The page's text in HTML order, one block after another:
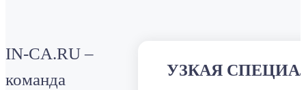
IN-CA.RU –
команда
УЗКАЯ